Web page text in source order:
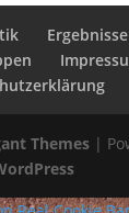
Ergebnisse
Themes|